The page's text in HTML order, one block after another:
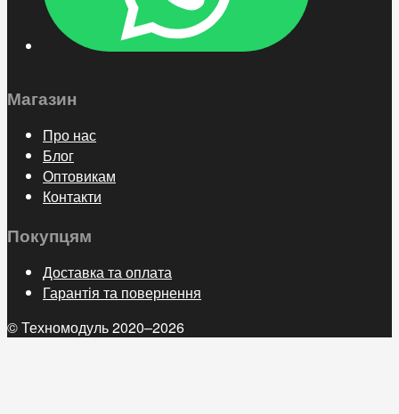
Магазин
Про нас
Блог
Оптовикам
Контакти
Покупцям
Доставка та оплата
Гарантія та повернення
© Техномодуль 2020–2026